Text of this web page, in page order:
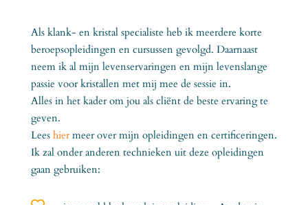
Als klank- en kristal specialiste heb ik meerdere korte
beroepsopleidingen en cursussen gevolgd. Daarnaast
neem ik al mijn levenservaringen en mijn levenslange
passie voor kristallen met mij mee de sessie in.
Alles in het kader om jou als cliënt de beste ervaring te
geven.
Lees hiermeer over mijn opleidingen en certificeringen.
Ik zal onder anderen technieken uit deze opleidingen
gaan gebruiken: